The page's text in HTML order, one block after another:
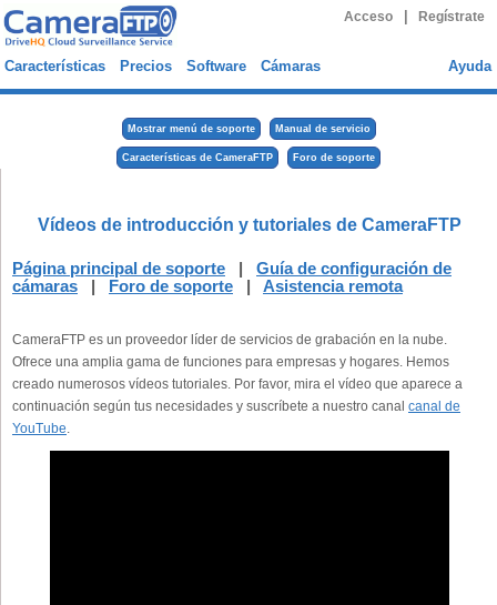
Acceso Regístrate
Características Precios Software Cámaras Ayuda
Mostrar menú de soporte Manual de servicio
Características de CameraFTP Foro de soporte
Vídeos de introducción y tutoriales de CameraFTP
Página principal de soporte | Guía de configuración de
cámaras | Foro de soporte | Asistencia remota
CameraFTP es un proveedor líder de servicios de grabación en la nube.
Ofrece una amplia gama de funciones para empresas y hogares. Hemos
creado numerosos vídeos tutoriales. Por favor, mira el vídeo que aparece a
continuación según tus necesidades y suscríbete a nuestro canal canal de
YouTube.